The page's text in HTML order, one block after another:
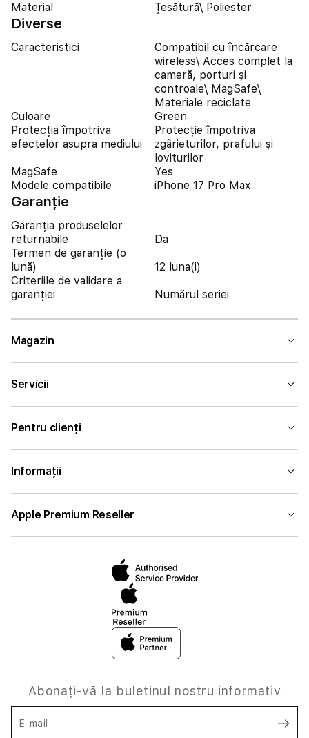
Material
Țesătură\ Poliester
Diverse
Caracteristici
Compatibil cu încărcare
wireless\ Acces complet la
cameră, porturi și
controale\ MagSafe\
Materiale reciclate
Culoare
Green
Protecția împotriva
efectelor asupra mediului
Protecție împotriva
zgârieturilor, prafului și
loviturilor
MagSafe
Yes
Modele compatibile
iPhone 17 Pro Max
Garanție
Garanția produselelor
returnabile
Da
Termen de garanție (o
lună)
12 luna(i)
Criteriile de validare a
garanției
Numărul seriei
Magazin
Servicii
Pentru clienți
Informații
Apple Premium Reseller
Abonați-vă la buletinul nostru informativ
E-mail